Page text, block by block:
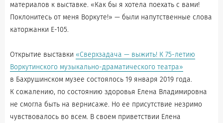
материалов к выставке. «Как бы я хотела поехать с вами!
Поклонитесь от меня Воркуте!» — были напутственные слова
каторжанки Е-105.
Открытие выставки «Сверхзадача — выжить! К 75-летию
Воркутинского музыкально-драматического театра»
в Бахрушинском музее состоялось 19 января 2019 года.
К сожалению, по состоянию здоровья Елена Владимировна
не смогла быть на вернисаже. Но ее присутствие незримо
чувствовалось во всем. В своем приветствии Елена